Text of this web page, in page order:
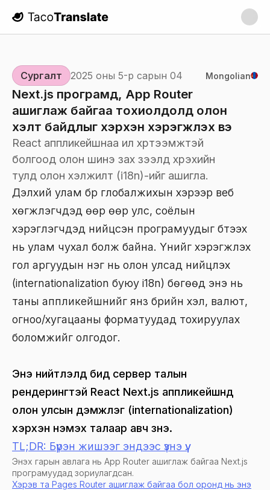
TacoTranslate
Сургалт 2025 оны 5-р сарын 04 Mongolian
Next.js програмд, App Router
ашиглаж байгаа тохиолдолд олон
хэлт байдлыг хэрхэн хэрэгжүүлэх вэ
React аппликейшнаа илүү хүртээмжтэй
болгоод олон шинэ зах зээлд хүрэхийн
тулд олон хэлжилт (i18n)-ийг ашигла.
Дэлхий улам бүр глобалжихын хэрээр веб
хөгжүүлэгчдэд өөр өөр улс, соёлын
хэрэглэгчдэд нийцсэн програмуудыг бүтээх
нь улам чухал болж байна. Үүнийг хэрэгжүүлэх
гол аргуудын нэг нь олон улсад нийцүүлэх
(internationalization буюу i18n) бөгөөд энэ нь
таны аппликейшнийг янз бүрийн хэл, валют,
огноо/хугацааны форматуудад тохируулах
боломжийг олгодог.
Энэ нийтлэлд бид сервер талын
рендерингтэй React Next.js аппликейшнд
олон улсын дэмжлэг (internationalization)
хэрхэн нэмэх талаар авч үзнэ.
TL;DR: Бүрэн жишээг эндээс үзнэ үү.
Энэхүү гарын авлага нь App Router ашиглаж байгаа Next.js
програмуудад зориулагдсан.
Хэрэв та Pages Router ашиглаж байгаа бол оронд нь энэ